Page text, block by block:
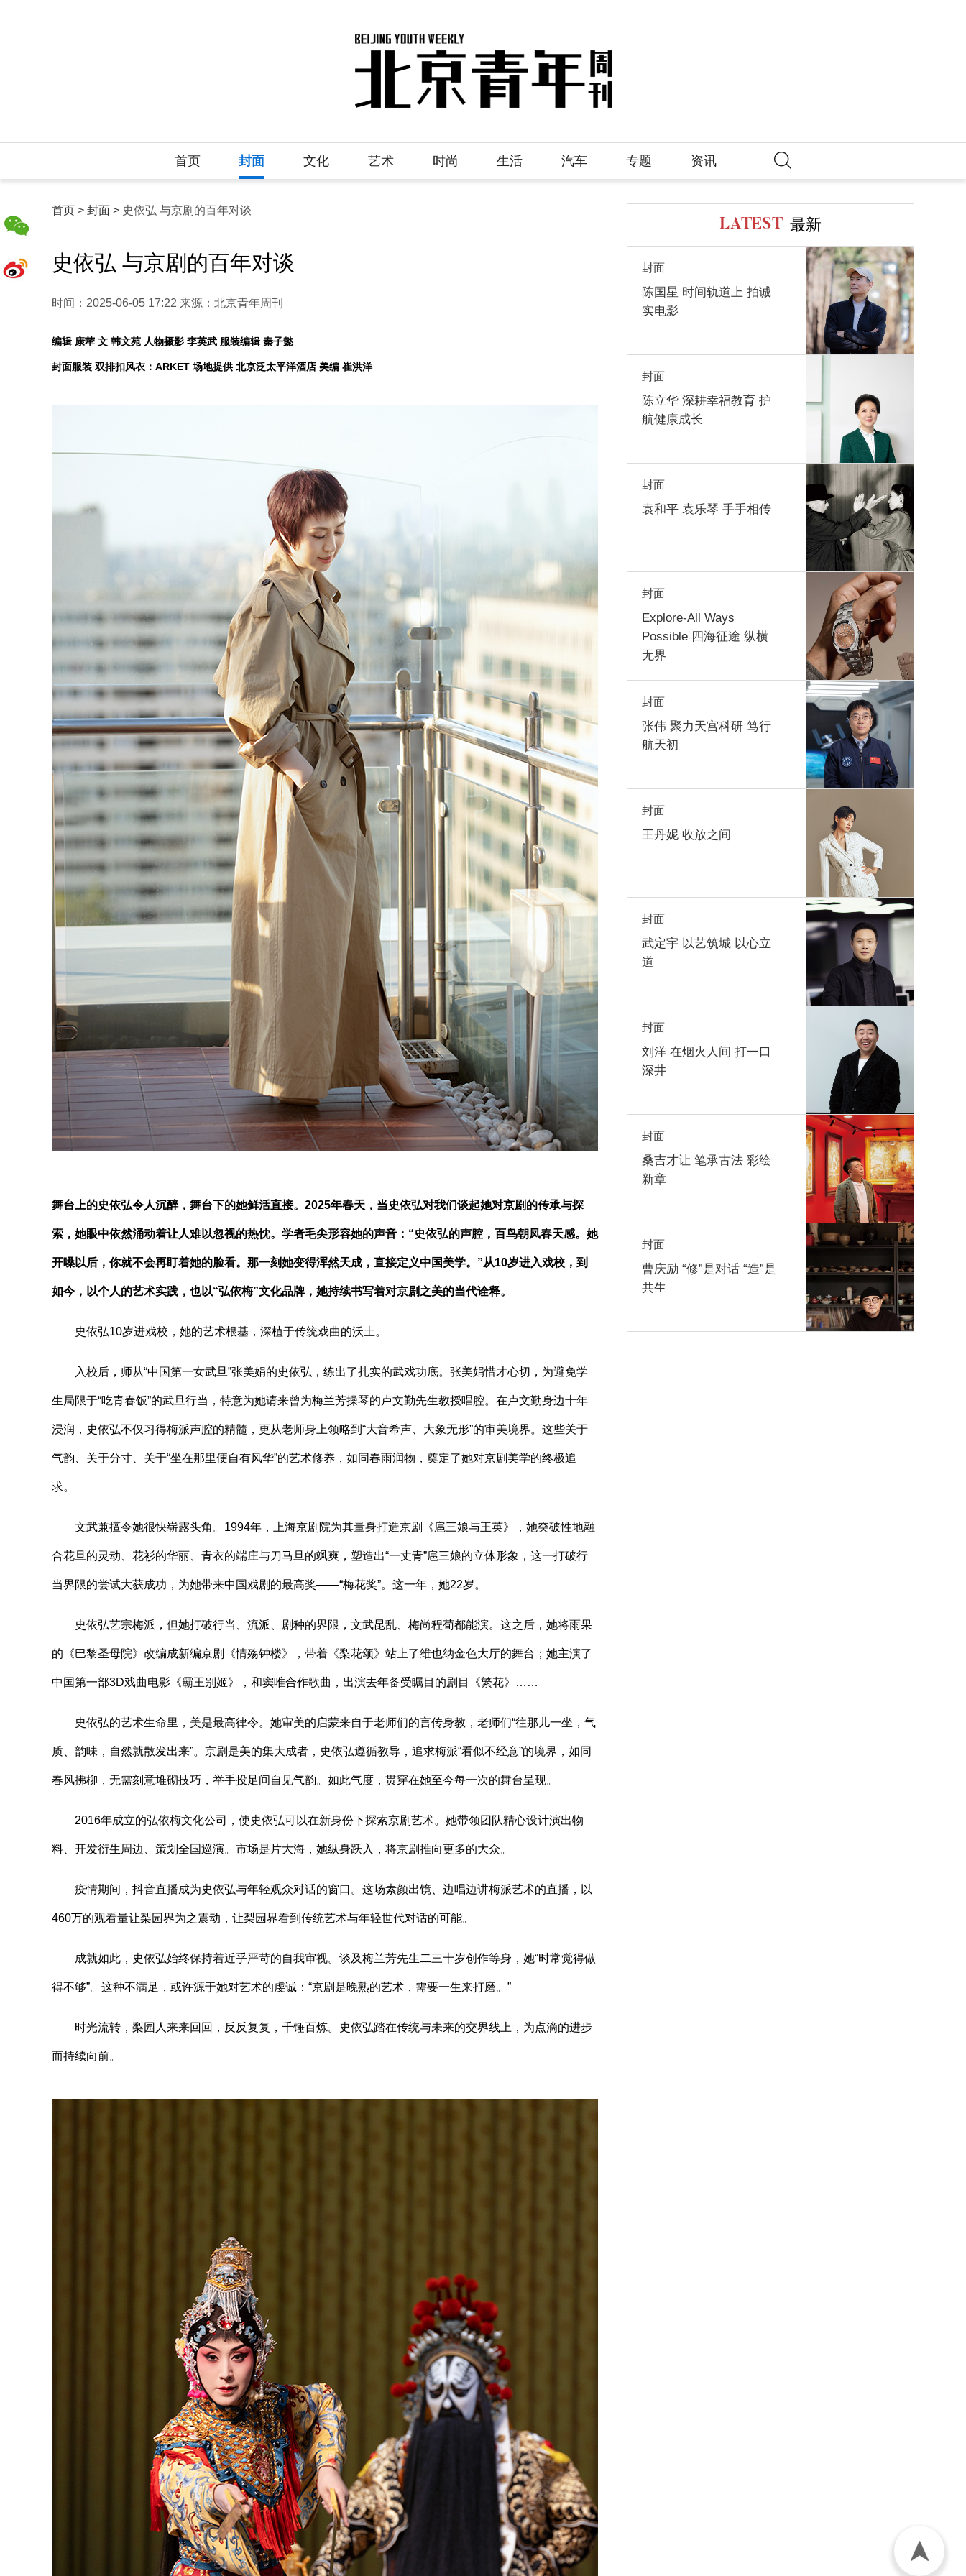
首页 封面 文化 艺术 时尚 生活 汽车 专题 资讯
首页 > 封面 > 史依弘 与京剧的百年对谈
史依弘 与京剧的百年对谈
时间：2025-06-05 17:22 来源：北京青年周刊
编辑 康荦 文 韩文苑 人物摄影 李英武 服装编辑 秦子懿
封面服装 双排扣风衣：ARKET 场地提供 北京泛太平洋酒店 美编 崔洪洋
舞台上的史依弘令人沉醉，舞台下的她鲜活直接。2025年春天，当史依弘对我们谈起她对京剧的传承与探
索，她眼中依然涌动着让人难以忽视的热忱。学者毛尖形容她的声音：“史依弘的声腔，百鸟朝凤春天感。她
开嗓以后，你就不会再盯着她的脸看。那一刻她变得浑然天成，直接定义中国美学。”从10岁进入戏校，到
如今，以个人的艺术实践，也以“弘依梅”文化品牌，她持续书写着对京剧之美的当代诠释。
史依弘10岁进戏校，她的艺术根基，深植于传统戏曲的沃土。
入校后，师从“中国第一女武旦”张美娟的史依弘，练出了扎实的武戏功底。张美娟惜才心切，为避免学
生局限于“吃青春饭”的武旦行当，特意为她请来曾为梅兰芳操琴的卢文勤先生教授唱腔。在卢文勤身边十年
浸润，史依弘不仅习得梅派声腔的精髓，更从老师身上领略到“大音希声、大象无形”的审美境界。这些关于
气韵、关于分寸、关于“坐在那里便自有风华”的艺术修养，如同春雨润物，奠定了她对京剧美学的终极追
求。
文武兼擅令她很快崭露头角。1994年，上海京剧院为其量身打造京剧《扈三娘与王英》，她突破性地融
合花旦的灵动、花衫的华丽、青衣的端庄与刀马旦的飒爽，塑造出“一丈青”扈三娘的立体形象，这一打破行
当界限的尝试大获成功，为她带来中国戏剧的最高奖——“梅花奖”。这一年，她22岁。
史依弘艺宗梅派，但她打破行当、流派、剧种的界限，文武昆乱、梅尚程荀都能演。这之后，她将雨果
的《巴黎圣母院》改编成新编京剧《情殇钟楼》，带着《梨花颂》站上了维也纳金色大厅的舞台；她主演了
中国第一部3D戏曲电影《霸王别姬》，和窦唯合作歌曲，出演去年备受瞩目的剧目《繁花》……
史依弘的艺术生命里，美是最高律令。她审美的启蒙来自于老师们的言传身教，老师们“往那儿一坐，气
质、韵味，自然就散发出来”。京剧是美的集大成者，史依弘遵循教导，追求梅派“看似不经意”的境界，如同
春风拂柳，无需刻意堆砌技巧，举手投足间自见气韵。如此气度，贯穿在她至今每一次的舞台呈现。
2016年成立的弘依梅文化公司，使史依弘可以在新身份下探索京剧艺术。她带领团队精心设计演出物
料、开发衍生周边、策划全国巡演。市场是片大海，她纵身跃入，将京剧推向更多的大众。
疫情期间，抖音直播成为史依弘与年轻观众对话的窗口。这场素颜出镜、边唱边讲梅派艺术的直播，以
460万的观看量让梨园界为之震动，让梨园界看到传统艺术与年轻世代对话的可能。
成就如此，史依弘始终保持着近乎严苛的自我审视。谈及梅兰芳先生二三十岁创作等身，她“时常觉得做
得不够”。这种不满足，或许源于她对艺术的虔诚：“京剧是晚熟的艺术，需要一生来打磨。”
时光流转，梨园人来来回回，反反复复，千锤百炼。史依弘踏在传统与未来的交界线上，为点滴的进步
而持续向前。
LATEST 最新
封面
陈国星 时间轨道上 拍诚
实电影
封面
陈立华 深耕幸福教育 护
航健康成长
封面
袁和平 袁乐琴 手手相传
封面
Explore-All Ways
Possible 四海征途 纵横
无界
封面
张伟 聚力天宫科研 笃行
航天初
封面
王丹妮 收放之间
封面
武定宇 以艺筑城 以心立
道
封面
刘洋 在烟火人间 打一口
深井
封面
桑吉才让 笔承古法 彩绘
新章
封面
曹庆励 “修”是对话 “造”是
共生